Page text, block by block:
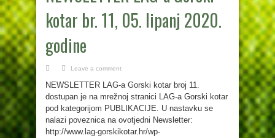
kotar br. 11, 05. lipanj 2020.
godine
Leave a comment
NEWSLETTER LAG-a Gorski kotar broj 11.
dostupan je na mrežnoj stranici LAG-a Gorski kotar
pod kategorijom PUBLIKACIJE. U nastavku se
nalazi poveznica na ovotjedni Newsletter:
http://www.lag-gorskikotar.hr/wp-